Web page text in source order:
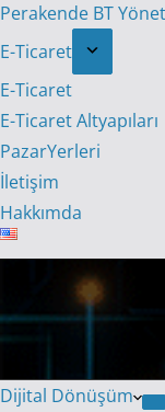
Perakende BT
E-Ticaret
E-Ticaret
E-Ticaret Altyapıları
PazarYerleri
İletişim
Hakkımda
Dijital Dönüşüm